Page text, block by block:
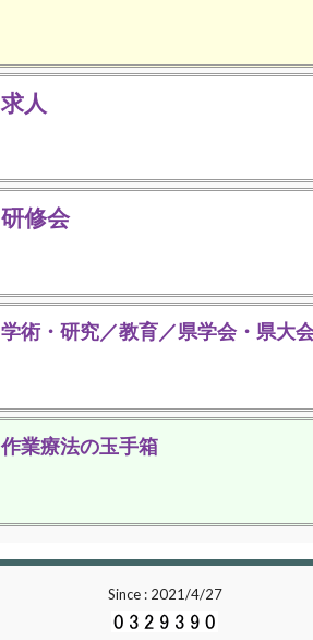
求人
研修会
学術・研究／教育／県学会・県大
作業療法の玉手箱
Since : 2021/4/27